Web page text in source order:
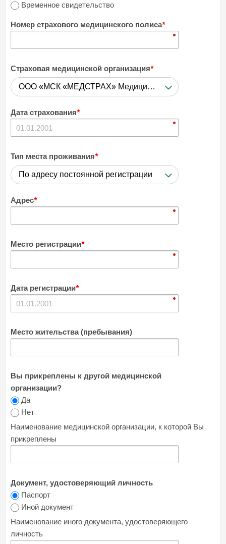
Временное свидетельство
Номер страхового медицинского полиса*
Страховая медицинской организация*
ООО «МСК «МЕДСТРАХ» Медицинская страховая компания
Дата страхования*
Тип места проживания*
По адресу постоянной регистрации
Адрес*
Место регистрации*
Дата регистрации*
Место жительства (пребывания)
Вы прикреплены к другой медицинской
организации?
Да
Нет
Наименование медицинской организации, к которой Вы
прикреплены
Документ, удостоверяющий личность
Паспорт
Иной документ
Наименование иного документа, удостоверяющего
личность